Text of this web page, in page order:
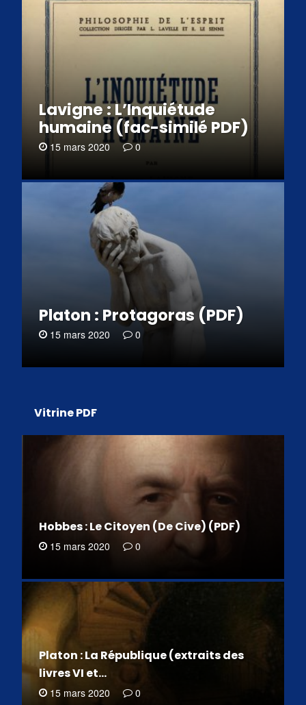
Lavigne : L’Inquiétude
humaine (fac-similé PDF)
15 mars 2020 0
Platon : Protagoras (PDF)
15 mars 2020 0
Vitrine PDF
Hobbes : Le Citoyen (De Cive) (PDF)
15 mars 2020 0
Platon : La République (extraits des
livres VI et…
15 mars 2020 0